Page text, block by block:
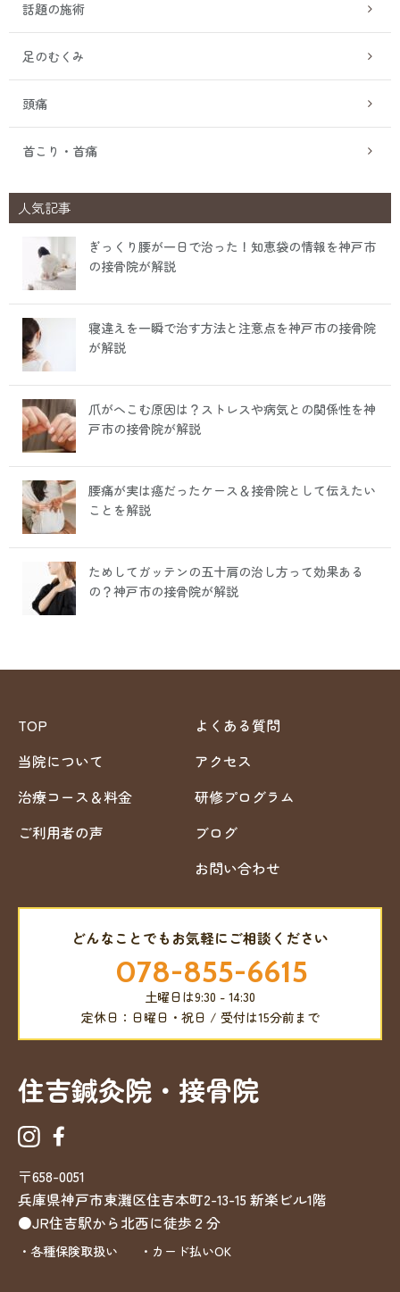
話題の施術
足のむくみ
頭痛
首こり・首痛
人気記事
ぎっくり腰が一日で治った！知恵袋の情報を神戸市
の接骨院が解説
寝違えを一瞬で治す方法と注意点を神戸市の接骨院
が解説
爪がへこむ原因は？ストレスや病気との関係性を神
戸市の接骨院が解説
腰痛が実は癌だったケース＆接骨院として伝えたい
ことを解説
ためしてガッテンの五十肩の治し方って効果ある
の？神戸市の接骨院が解説
TOP
当院について
治療コース＆料金
ご利用者の声
よくある質問
アクセス
研修プログラム
ブログ
お問い合わせ
どんなことでもお気軽にご相談ください
078-855-6615
土曜日は9:30 - 14:30
定休日：日曜日・祝日 / 受付は15分前まで
住吉鍼灸院・接骨院
〒658-0051
兵庫県神戸市東灘区住吉本町2-13-15 新楽ビル1階
●JR住吉駅から北西に徒歩２分
・各種保険取扱い ・カード払いOK